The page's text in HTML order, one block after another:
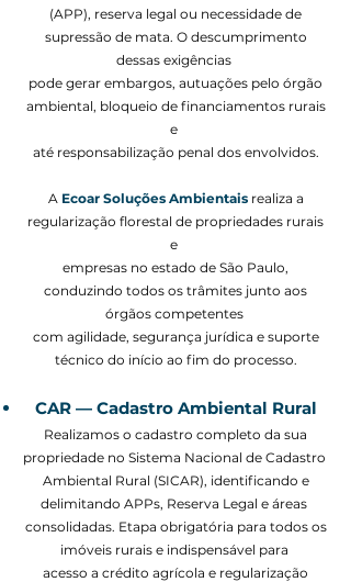
(APP), reserva legal ou necessidade de
supressão de mata. O descumprimento
dessas exigências
pode gerar embargos, autuações pelo órgão
ambiental, bloqueio de financiamentos rurais
e
até responsabilização penal dos envolvidos.
A Ecoar Soluções Ambientaisrealiza a
regularização florestal de propriedades rurais
e
empresas no estado de São Paulo,
conduzindo todos os trâmites junto aos
órgãos competentes
com agilidade, segurança jurídica e suporte
técnico do início ao fim do processo.
CAR — Cadastro Ambiental Rural
Realizamos o cadastro completo da sua
propriedade no Sistema Nacional de Cadastro
Ambiental Rural (SICAR), identificando e
delimitando APPs, Reserva Legal e áreas
consolidadas. Etapa obrigatória para todos os
imóveis rurais e indispensável para
acesso a crédito agrícola e regularização